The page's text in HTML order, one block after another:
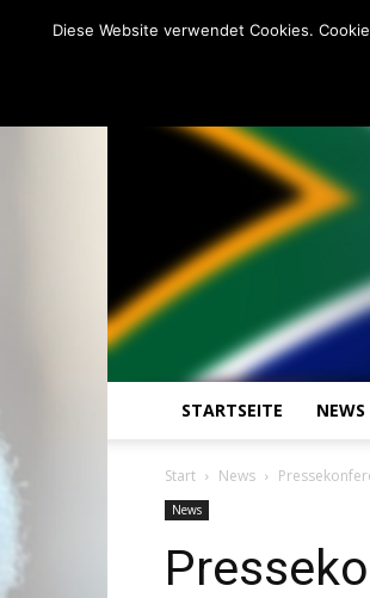
STARTSEITE NEWS
Start News
News
Diese Website verwendet Cookies.